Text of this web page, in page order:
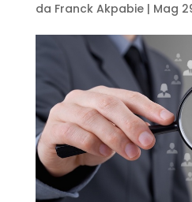
da Franck Akpabie| Mag